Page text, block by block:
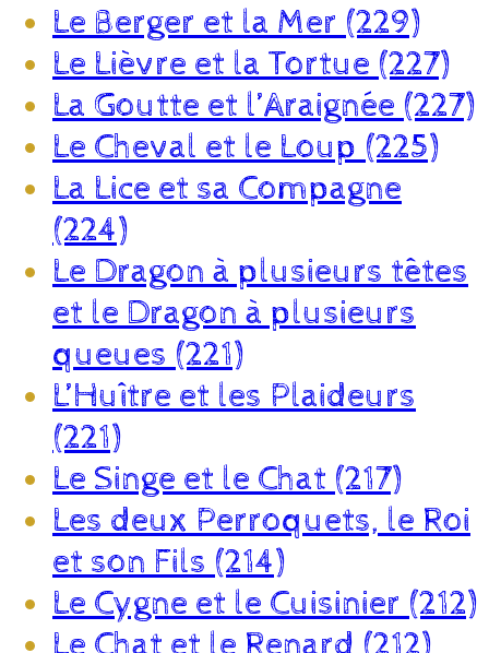
Le Berger et la Mer (229)
Le Lièvre et la Tortue (227)
La Goutte et l’Araignée (227)
Le Cheval et le Loup (225)
La Lice et sa Compagne
(224)
Le Dragon à plusieurs têtes
et le Dragon à plusieurs
queues (221)
L’Huître et les Plaideurs
(221)
Le Singe et le Chat (217)
Les deux Perroquets, le Roi
et son Fils (214)
Le Cygne et le Cuisinier (212)